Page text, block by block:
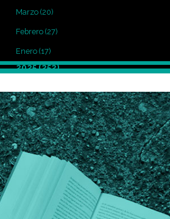
Marzo (20)
Febrero (27)
Enero (17)
2025(252)
Noviembre(27)
Octubre(8)
Septiembre(12)
Agosto